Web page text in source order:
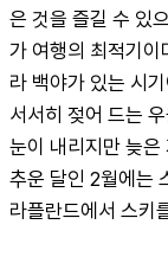
은 것을 즐길 수 있
가 여행의 최적기이
라 백야가 있는 시
서서히 젖어 드는
눈이 내리지만 늦
추운 달인 2월에는
라플란드에서 스키